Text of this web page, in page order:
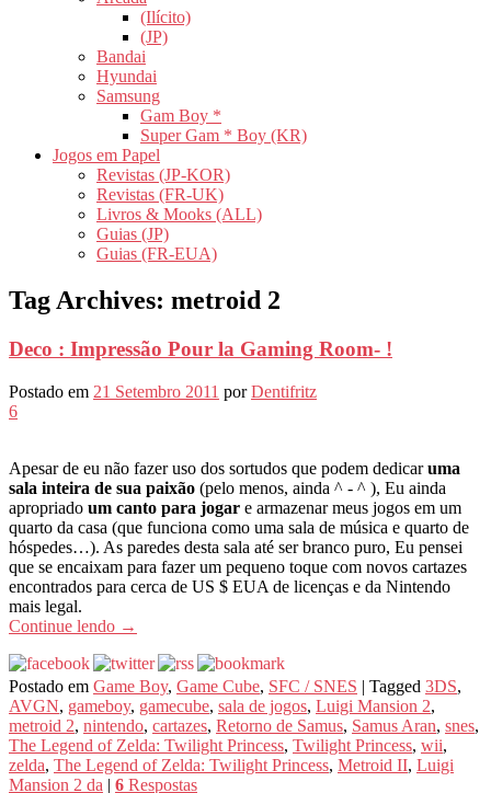
(Ilícito)
(JP)
Bandai
Hyundai
Samsung
Gam Boy *
Super Gam * Boy (KR)
Jogos em Papel
Revistas (JP-KOR)
Revistas (FR-UK)
Livros & Mooks (ALL)
Guias (JP)
Guias (FR-EUA)
Tag Archives: metroid 2
Deco : Impressão Pour la Gaming Room- !
Postado em 21 Setembro 2011 porDentifritz
6
Apesar de eu não fazer uso dos sortudos que podem dedicaruma
sala inteira de sua paixão (pelo menos, ainda ^ - ^ ), Eu ainda
apropriado um canto para jogar e armazenar meus jogos em um
quarto da casa (que funciona como uma sala de música e quarto de
hóspedes…). As paredes desta sala até ser branco puro, Eu pensei
que se encaixam para fazer um pequeno toque com novos cartazes
encontrados para cerca de US $ EUA de licenças e da Nintendo
mais legal.
Continue lendo →
Postado em Game Boy, Game Cube, SFC / SNES | Tagged 3DS,
AVGN, gameboy, gamecube, sala de jogos, Luigi Mansion 2,
metroid 2, nintendo, cartazes, Retorno de Samus, Samus Aran, snes,
The Legend of Zelda: Twilight Princess, Twilight Princess, wii,
zelda, The Legend of Zelda: Twilight Princess, Metroid II, Luigi
Mansion 2 da | 6 Respostas